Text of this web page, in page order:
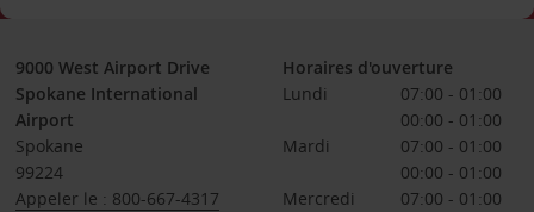
9000 West Airport Drive
Spokane International
Airport
Spokane
99224
Appeler le : 800-667-4317
Horaires d'ouverture
Lundi
07:00 - 01:00
00:00 - 01:00
Mardi
07:00 - 01:00
00:00 - 01:00
Mercredi
07:00 - 01:00